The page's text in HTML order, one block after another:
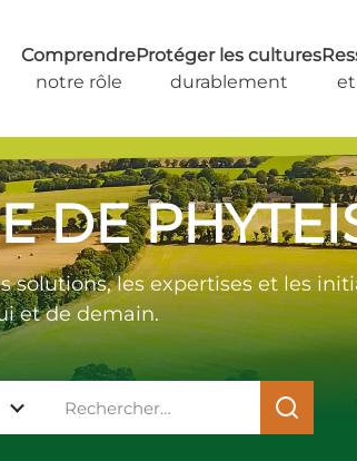
Comprendre
notre rôle
Protéger les cultures
durablement
DE
les expertises et les
et de demain.